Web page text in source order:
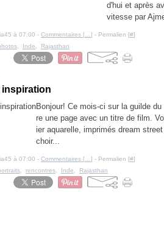
d'hui et après
vitesse par
à 07:00 - Commentaires [ ] - Permalien [#]
Inde Rajasthan
Bonjour! Ce mois-ci sur la guilde
re une page avec un titre de film.
ier aquarelle, imprimés dream
choir...
à 07:00 - Commentaires [ ] - Permalien [#]
rencontres Inde Rajasthan